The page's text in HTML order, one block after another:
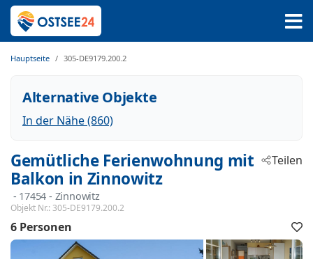
Hauptseite 305-DE9179.200.2
Alternative Objekte
In der Nähe (860)
Gemütliche Ferienwohnung mit
Balkon in Zinnowitz
- 17454 - Zinnowitz
Objekt Nr.: 305-DE9179.200.2
Teilen
6 Personen